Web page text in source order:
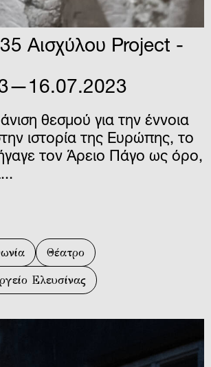
Αισχύλου Project -
θεσμού για την έννοια
ιστορία της Ευρώπης, το
τον Άρειο Πάγο ως όρο,
Θέατρο
Ελευσίνας